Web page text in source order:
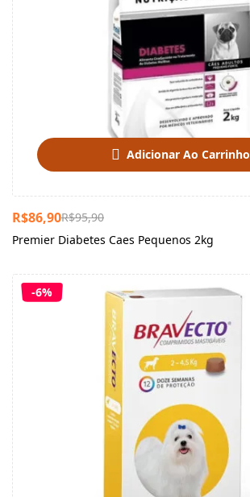
Adicionar Ao Carrinho
R$95,90
R$86,90
Premier Diabetes Caes Pequenos 2kg
-6%